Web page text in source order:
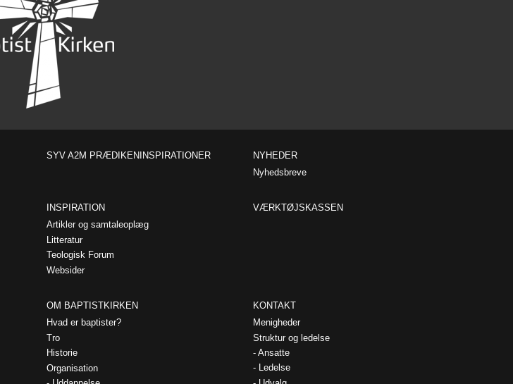
SYV A2M PRÆDIKENINSPIRATIONER
NYHEDER
Nyhedsbreve
INSPIRATION
Artikler og samtaleoplæg
Litteratur
Teologisk Forum
Websider
VÆRKTØJSKASSEN
OM BAPTISTKIRKEN
Hvad er baptister?
Tro
Historie
Organisation
KONTAKT
Menigheder
Struktur og ledelse
Ansatte
Ledelse